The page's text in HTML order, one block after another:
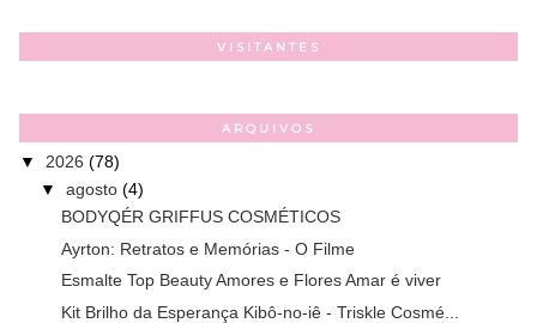
VISITANTES
ARQUIVOS
▼ 2026 (78)
▼ agosto (4)
BODYQÉR GRIFFUS COSMÉTICOS
Ayrton: Retratos e Memórias - O Filme
Esmalte Top Beauty Amores e Flores Amar é viver
Kit Brilho da Esperança Kibô-no-iê - Triskle Cosmé...